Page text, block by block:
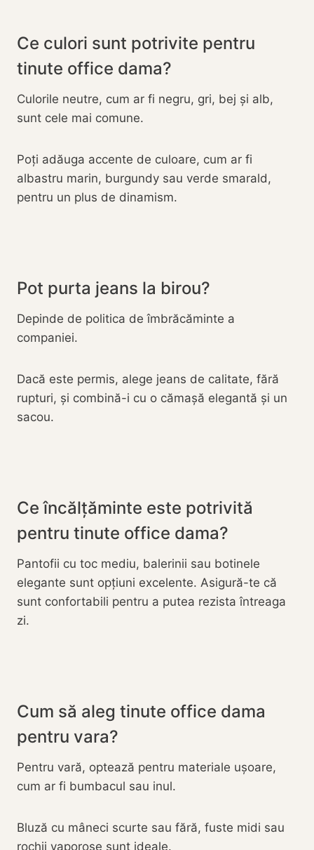
Ce culori sunt potrivite pentru
tinute office dama?
Culorile neutre, cum ar fi negru, gri, bej și alb,
sunt cele mai comune.
Poți adăuga accente de culoare, cum ar fi
albastru marin, burgundy sau verde smarald,
pentru un plus de dinamism.
Pot purta jeans la birou?
Depinde de politica de îmbrăcăminte a
companiei.
Dacă este permis, alege jeans de calitate, fără
rupturi, și combină-i cu o cămașă elegantă și un
sacou.
Ce încălțăminte este potrivită
pentru tinute office dama?
Pantofii cu toc mediu, balerinii sau botinele
elegante sunt opțiuni excelente. Asigură-te că
sunt confortabili pentru a putea rezista întreaga
zi.
Cum să aleg tinute office dama
pentru vara?
Pentru vară, optează pentru materiale ușoare,
cum ar fi bumbacul sau inul.
Bluză cu mâneci scurte sau fără, fuste midi sau
rochii vaporose sunt ideale.